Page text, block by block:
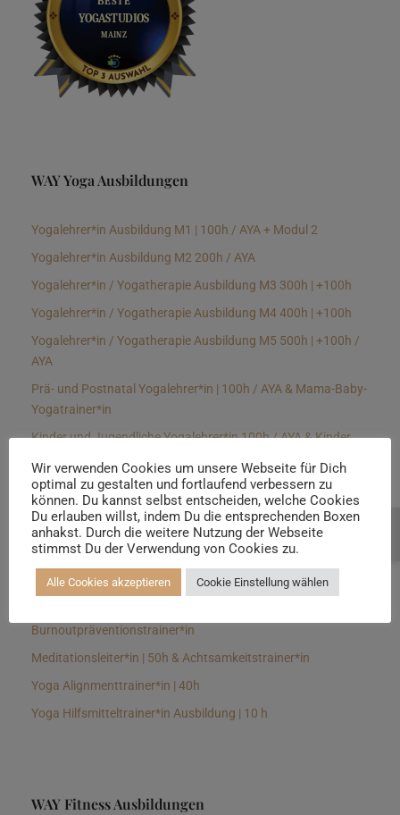
WAY Yoga Ausbildungen
Yogalehrer*in Ausbildung M1 | 100h / AYA + Modul 2
Yogalehrer*in Ausbildung M2 200h / AYA
Yogalehrer*in / Yogatherapie Ausbildung M3 300h | +100h
Yogalehrer*in / Yogatherapie Ausbildung M4 400h | +100h
Yogalehrer*in / Yogatherapie Ausbildung M5 500h | +100h /
AYA
Prä- und Postnatal Yogalehrer*in | 100h / AYA & Mama-Baby-
Yogatrainer*in
Kinder und Jugendliche Yogalehrer*in 100h / AYA & Kinder
Yin Yogalehrer*in | 100 h & Faszientrainer*in
Hormon Yogalehrer*in / Yogatherapeut*in &
Stressmanagementtrainer*in | 70h
Longevitytrainer*in
Burnoutpräventionstrainer*in
Meditationsleiter*in | 50h & Achtsamkeitstrainer*in
Yoga Alignmenttrainer*in | 40h
Yoga Hilfsmitteltrainer*in Ausbildung | 10 h
WAY Fitness Ausbildungen
Wir verwenden Cookies um unsere Webseite für Dich
optimal zu gestalten und fortlaufend verbessern zu
können. Du kannst selbst entscheiden, welche Cookies
Du erlauben willst, indem Du die entsprechenden Boxen
anhakst. Durch die weitere Nutzung der Webseite
stimmst Du der Verwendung von Cookies zu.
Alle Cookies akzeptieren Cookie Einstellung wählen
Beratung buchen